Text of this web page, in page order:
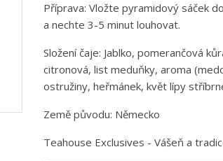
Příprava: Vložte pyramidový sáček
a nechte 3-5 minut louhovat.
Složení čaje: Jablko, pomerančová
citronová, list meduňky, aroma
ostružiny, heřmánek, květ lípy
Země původu: Německo
Teahouse Exclusives - Vášeň a